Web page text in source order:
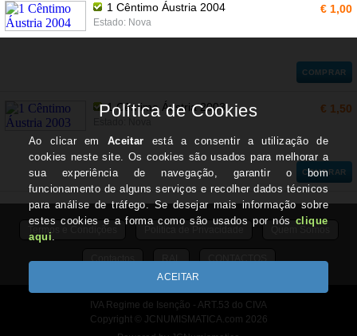
1 Cêntimo Áustria 2004
Estado: Nova
€ 1,00
COMPRAR
1 Cêntimo Áustria 2003 € 1,50
COMPRAR
Termos e Condições Quem Somos
Contactos RAL CONTACTOS
IVA Regime de Isenção - ART.53 do CIVA
Copyright © JCNUMISMATICA.com 2026